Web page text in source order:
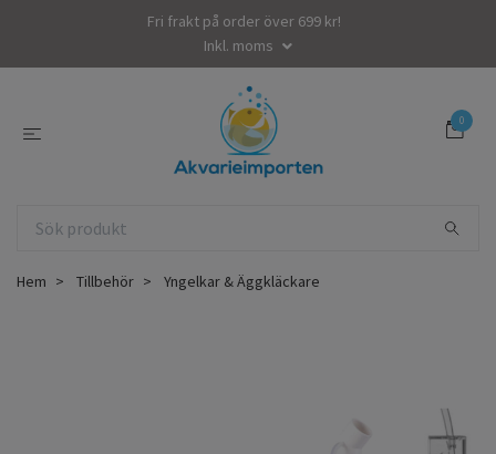
Fri frakt på order över 699 kr!
Inkl. moms
0
Hem Tillbehör Yngelkar & Äggkläckare